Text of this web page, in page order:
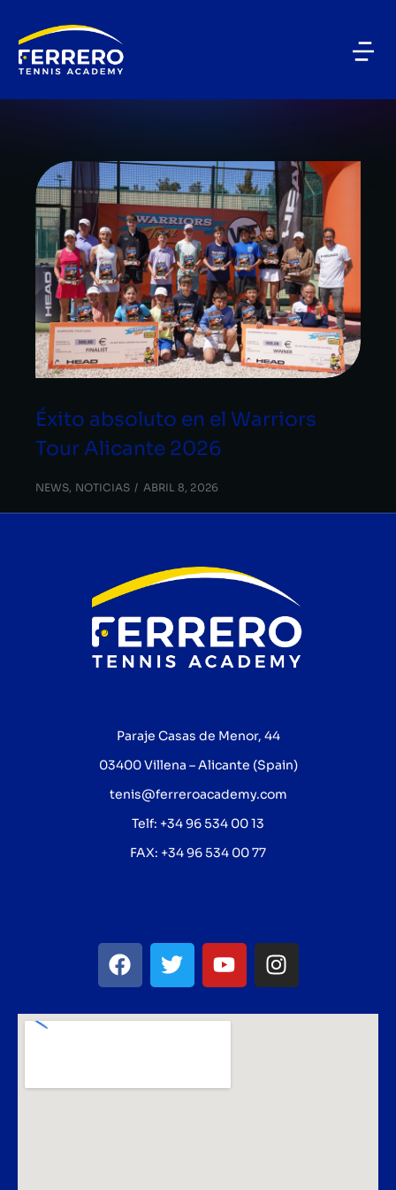
Warriors on tour
Éxito absoluto en el Warriors
Tour Alicante 2026
NEWS, NOTICIAS ABRIL 8, 2026
Paraje Casas de Menor, 44
03400 Villena – Alicante (Spain)
tenis@ferreroacademy.com
Telf: +34 96 534 00 13
FAX: +34 96 534 00 77